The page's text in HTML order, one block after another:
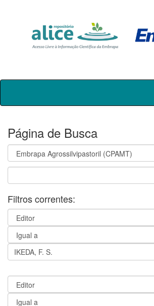
Skip
Página de Busca
Filtros correntes: